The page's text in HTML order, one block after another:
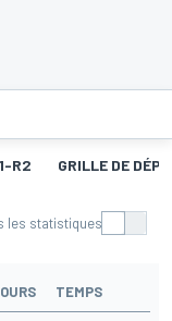
R2 GRILLE DE
les statistiques
TEMPS